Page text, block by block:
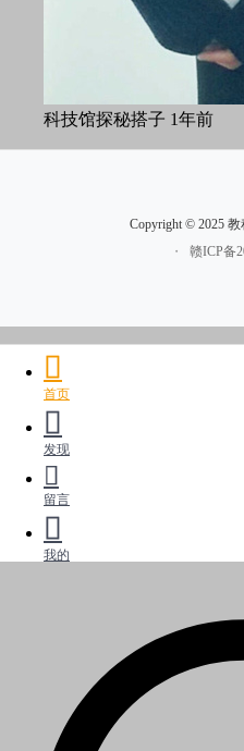
科技馆探秘搭子 1年前
Copyright © 2025
・
赣ICP备
首页
发现
留言
我的